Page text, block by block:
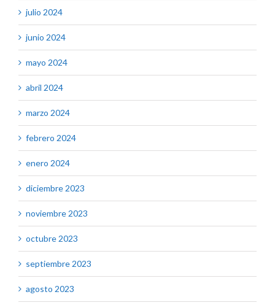
julio 2024
junio 2024
mayo 2024
abril 2024
marzo 2024
febrero 2024
enero 2024
diciembre 2023
noviembre 2023
octubre 2023
septiembre 2023
agosto 2023